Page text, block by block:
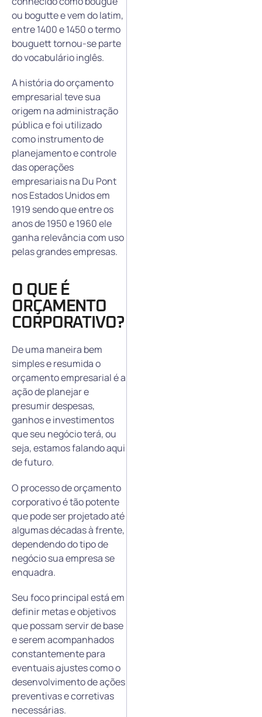
ou bogutte e vem do latim,
entre 1400 e 1450 o termo
bouguett tornou-se parte
do vocabulário inglês.
A história do orçamento
empresarial teve sua
origem na administração
pública e foi utilizado
como instrumento de
planejamento e controle
das operações
empresariais na Du Pont
nos Estados Unidos em
1919 sendo que entre os
anos de 1950 e 1960 ele
ganha relevância com uso
pelas grandes empresas.
O QUE É
ORÇAMENTO
CORPORATIVO?
De uma maneira bem
simples e resumida o
orçamento empresarial é a
ação de planejar e
presumir despesas,
ganhos e investimentos
que seu negócio terá, ou
seja, estamos falando aqui
de futuro.
O processo de orçamento
corporativo é tão potente
que pode ser projetado até
algumas décadas à frente,
dependendo do tipo de
negócio sua empresa se
enquadra.
Seu foco principal está em
definir metas e objetivos
que possam servir de base
e serem acompanhados
constantemente para
eventuais ajustes como o
desenvolvimento de ações
preventivas e corretivas
necessárias.